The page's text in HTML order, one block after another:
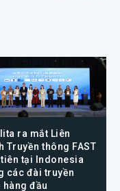
ra mắt Liên
Truyền thông FAST
tại Indonesia
các đài truyền
hàng đầu